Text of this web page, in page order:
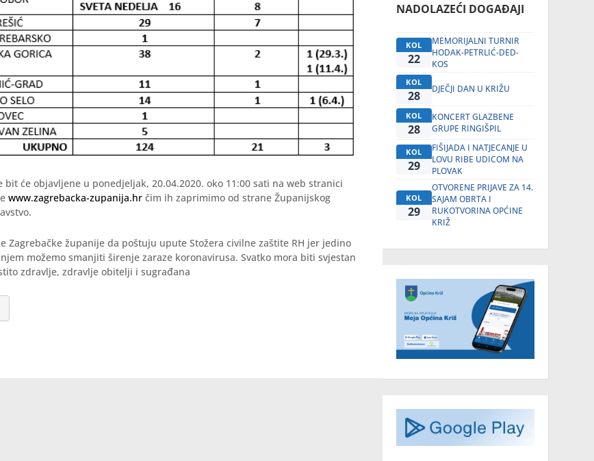
bit će objavljene u ponedjeljak, 20.04.2020. oko 11:00 sati na web stranici
www.zagrebacka-zupanija.hr čim ih zaprimimo od strane Županijskog
Zagrebačke županije da poštuju upute Stožera civilne zaštite RH jer jedino
možemo smanjiti širenje zaraze koronavirusa. Svatko mora biti svjestan
zdravlje, zdravlje obitelji i sugrađana
NADOLAZEĆI DOGAĐAJI
KOL
22
MEMORIJALNI TURNIR
HODAK-PETRLIĆ-DED-
KOS
KOL
28 DJEČJI DAN U KRIŽU
KOL
28
KONCERT GLAZBENE
GRUPE RINGIŠPIL
KOL
29
FIŠIJADA I NATJECANJE U
LOVU RIBE UDICOM NA
PLOVAK
KOL
29
OTVORENE PRIJAVE ZA 14.
SAJAM OBRTA I
RUKOTVORINA OPĆINE
KRIŽ